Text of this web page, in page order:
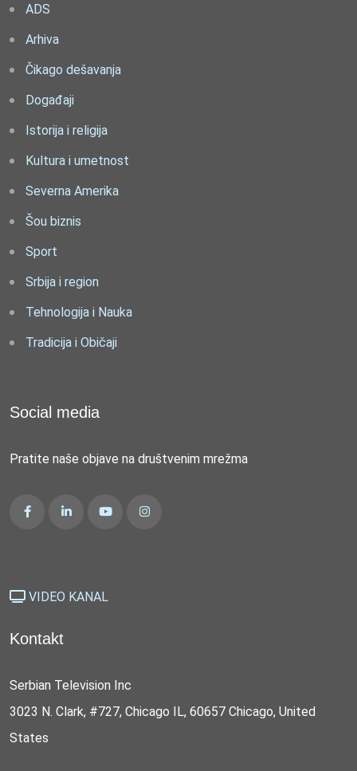
ADS
Arhiva
Čikago dešavanja
Događaji
Istorija i religija
Kultura i umetnost
Severna Amerika
Šou biznis
Sport
Srbija i region
Tehnologija i Nauka
Tradicija i Običaji
Social media
Pratite naše objave na društvenim mrežma
VIDEO KANAL
Kontakt
Serbian Television Inc
3023 N. Clark, #727, Chicago IL, 60657 Chicago, United
States